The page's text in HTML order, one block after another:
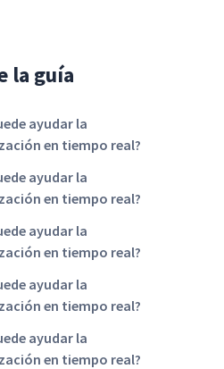
la guía
ayudar la
en tiempo real?
ayudar la
en tiempo real?
ayudar la
en tiempo real?
ayudar la
en tiempo real?
ayudar la
en tiempo real?